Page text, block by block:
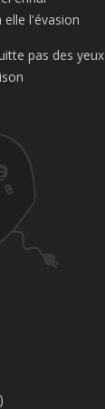
l'évasion
pas des yeux